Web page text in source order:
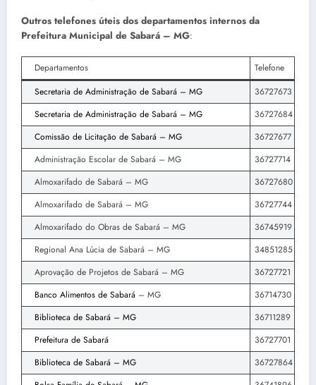
Outros telefones úteis dos departamentos internos da
Prefeitura Municipal de Sabará – MG:
Departamentos
Telefone
Secretaria de Administração de Sabará – MG
36727673
Secretaria de Administração de Sabará – MG
36727684
Comissão de Licitação de Sabará – MG
36727677
Administração Escolar de Sabará – MG
36727714
Almoxarifado de Sabará – MG
36727680
Almoxarifado de Sabará – MG
36727744
Almoxarifado do Obras de Sabará – MG
36745919
Regional Ana Lúcia de Sabará – MG
34851285
Aprovação de Projetos de Sabará – MG
36727721
Banco Alimentos de Sabará – MG
36714730
Biblioteca de Sabará – MG
36711289
Prefeitura de Sabará
36727701
Biblioteca de Sabará – MG
36727864